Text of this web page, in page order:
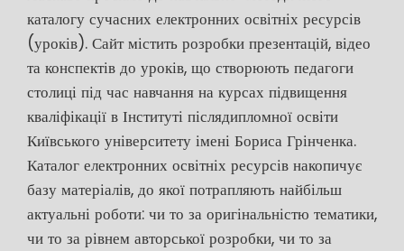
каталогу сучасних електронних освітніх ресурсів
(уроків). Сайт містить розробки презентацій, відео
та конспектів до уроків, що створюють педагоги
столиці під час навчання на курсах підвищення
кваліфікації в Інституті післядипломної освіти
Київського університету імені Бориса Грінченка.
Каталог електронних освітніх ресурсів накопичує
базу матеріалів, до якої потрапляють найбільш
актуальні роботи: чи то за оригінальністю тематики,
чи то за рівнем авторської розробки, чи то за